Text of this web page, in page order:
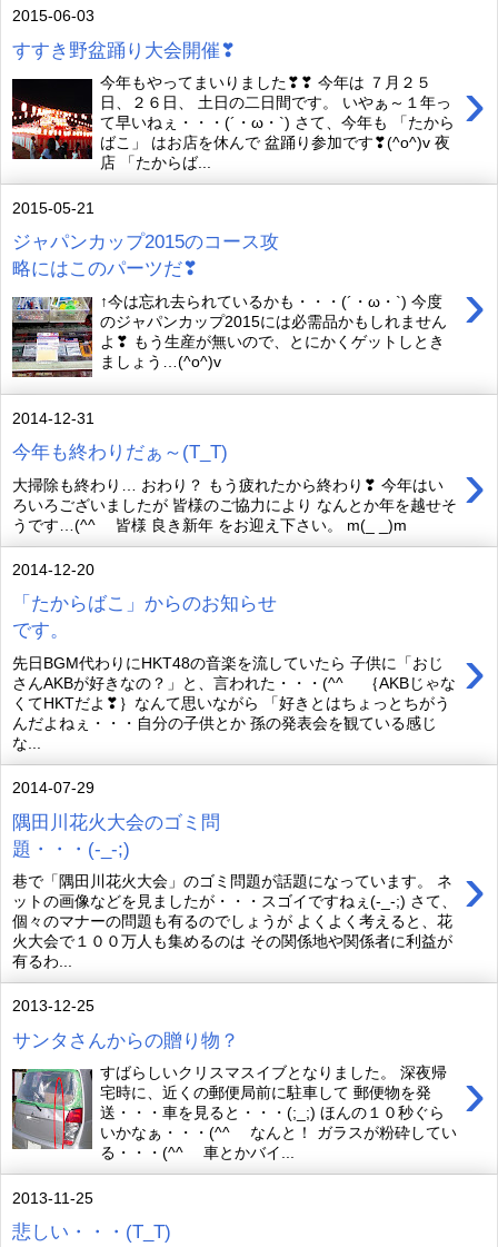
2015-06-03
すすき野盆踊り大会開催❣
›
今年もやってまいりました❣❣ 今年は ７月２５
日、２６日、 土日の二日間です。 いやぁ～１年っ
て早いねぇ・・・(´・ω・`) さて、今年も 「たから
ばこ」 はお店を休んで 盆踊り参加です❣(^o^)v 夜
店 「たからば...
2015-05-21
ジャパンカップ2015のコース攻
略にはこのパーツだ❣
›
↑今は忘れ去られているかも・・・(´・ω・`) 今度
のジャパンカップ2015には必需品かもしれません
よ❣ もう生産が無いので、とにかくゲットしとき
ましょう…(^o^)v
2014-12-31
今年も終わりだぁ～(T_T) ›
大掃除も終わり… おわり？ もう疲れたから終わり❣ 今年はい
ろいろございましたが 皆様のご協力により なんとか年を越せそ
うです…(^^ゞ 皆様 良き新年 をお迎え下さい。 m(_ _)m
2014-12-20
「たからばこ」からのお知らせ
です。
›
先日BGM代わりにHKT48の音楽を流していたら 子供に「おじ
さんAKBが好きなの？」と、言われた・・・(^^ゞ ｛AKBじゃな
くてHKTだよ❣｝なんて思いながら 「好きとはちょっとちがう
んだよねぇ・・・自分の子供とか 孫の発表会を観ている感じ
な...
2014-07-29
隅田川花火大会のゴミ問
題・・・(-_-;)
›
巷で「隅田川花火大会」のゴミ問題が話題になっています。 ネ
ットの画像などを見ましたが・・・スゴイですねぇ(-_-;) さて、
個々のマナーの問題も有るのでしょうが よくよく考えると、花
火大会で１００万人も集めるのは その関係地や関係者に利益が
有るわ...
2013-12-25
サンタさんからの贈り物？
›
すばらしいクリスマスイブとなりました。 深夜帰
宅時に、近くの郵便局前に駐車して 郵便物を発
送・・・車を見ると・・・(;_;) ほんの１０秒ぐら
いかなぁ・・・(^^ゞ なんと！ ガラスが粉砕してい
る・・・(^^ゞ 車とかバイ...
2013-11-25
悲しい・・・(T_T)